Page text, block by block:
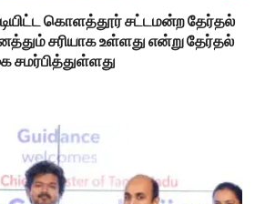
கொளத்தூர் சட்டமன்ற தேர்தல்
சரியாக உள்ளது என்று தேர்தல்